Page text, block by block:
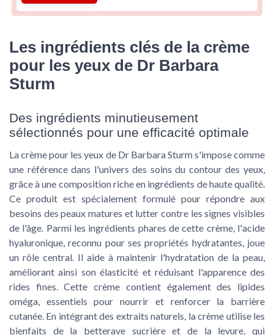
Les ingrédients clés de la crème
pour les yeux de Dr Barbara
Sturm
Des ingrédients minutieusement
sélectionnés pour une efficacité optimale
La crème pour les yeux de Dr Barbara Sturm s'impose comme
une référence dans l'univers des soins du contour des yeux,
grâce à une composition riche en ingrédients de haute qualité.
Ce produit est spécialement formulé pour répondre aux
besoins des peaux matures et lutter contre les signes visibles
de l'âge. Parmi les ingrédients phares de cette crème, l'acide
hyaluronique , reconnu pour ses propriétés hydratantes, joue
un rôle central. Il aide à maintenir l'hydratation de la peau,
améliorant ainsi son élasticité et réduisant l'apparence des
rides fines. Cette crème contient également des lipides
oméga , essentiels pour nourrir et renforcer la barrière
cutanée. En intégrant des extraits naturels, la crème utilise les
bienfaits de la betterave sucrièreet de la levure , qui